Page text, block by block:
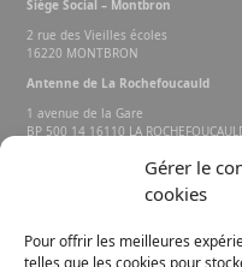
Gérer le
cookies
Pour offrir les meilleures
telles que les cookies pour
Siège Social – Montbron
2 rue des Vieilles écoles
16220 MONTBRON
Antenne de La Rochefoucauld
1 avenue de la Gare
BP 500 14 16110 LA